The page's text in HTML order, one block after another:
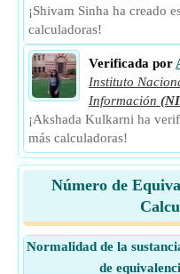
¡Shivam Sinha ha creado
calculadoras!
Verificada por
Instituto
Información
¡Akshada Kulkarni ha
más calculadoras!
Número de
Normalidad de la
de